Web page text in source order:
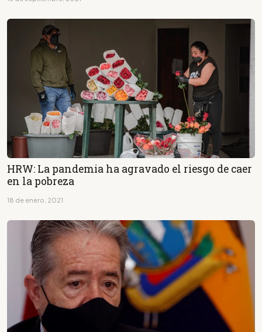
HRW: La pandemia ha agravado el riesgo de caer
en la pobreza
18 de enero, 2021